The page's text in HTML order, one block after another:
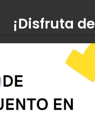
Isopropyl
Urea, Benzyl
Linoleate, Silica,
Silk,
Linalool*,
¡Disfruta